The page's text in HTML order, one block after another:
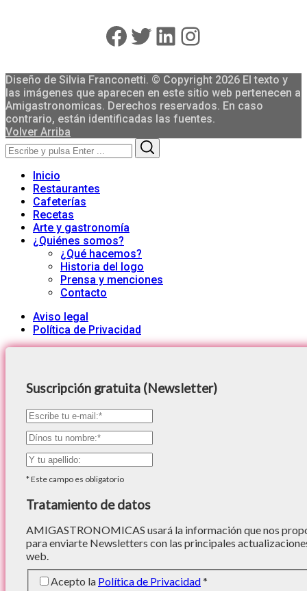
Facebook
Twitter
LinkedIn
Instagram
Diseño de Silvia Franconetti. © Copyright 2026 El texto y
las imágenes que aparecen en este sitio web pertenecen a
Amigastronomicas. Derechos reservados. En caso
contrario, están identificadas las fuentes.
Volver Arriba
Search
for:
Inicio
Restaurantes
Cafeterías
Recetas
Arte y gastronomía
¿Quiénes somos?
¿Qué hacemos?
Historia del logo
Prensa y menciones
Contacto
Aviso legal
Política de Privacidad
Suscripción gratuita (Newsletter)
*Este campo es obligatorio
Tratamiento de datos
AMIGASTRONOMICAS usará la información que nos
para enviarte Newsletters con las principales
web.
Acepto la Política de Privacidad*